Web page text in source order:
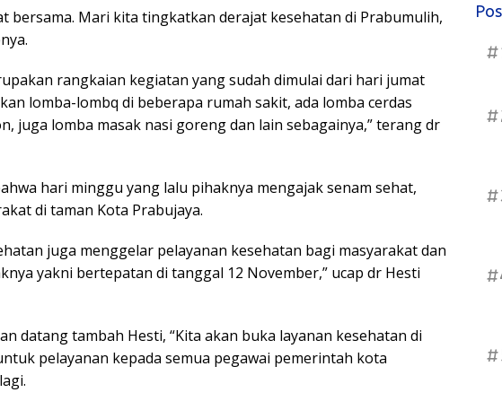
bersama. Mari kita tingkatkan derajat kesehatan di Prabumulih,
rangkaian kegiatan yang sudah dimulai dari hari jumat
lomba-lombq di beberapa rumah sakit, ada lomba cerdas
juga lomba masak nasi goreng dan lain sebagainya,” terang dr
hari minggu yang lalu pihaknya mengajak senam sehat,
di taman Kota Prabujaya.
juga menggelar pelayanan kesehatan bagi masyarakat dan
yakni bertepatan di tanggal 12 November,” ucap dr Hesti
datang tambah Hesti, “Kita akan buka layanan kesehatan di
pelayanan kepada semua pegawai pemerintah kota